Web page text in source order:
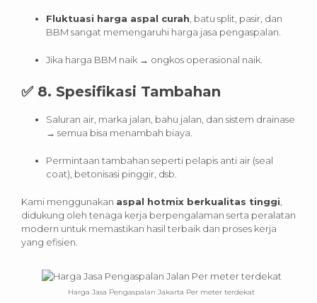
Fluktuasi harga aspal curah , batu split, pasir, dan
BBM sangat memengaruhi harga jasa pengaspalan.
Jika harga BBM naik → ongkos operasional naik.
✅ 8. Spesifikasi Tambahan
Saluran air, marka jalan, bahu jalan, dan sistem drainase
→ semua bisa menambah biaya.
Permintaan tambahan seperti pelapis anti air (seal
coat), betonisasi pinggir, dsb.
Kami menggunakan aspal hotmix berkualitas tinggi
didukung oleh tenaga kerja berpengalaman serta peralatan
modern untuk memastikan hasil terbaik dan proses kerja
yang efisien.
Harga Jasa Pengaspalan Jakarta Per meter terdekat